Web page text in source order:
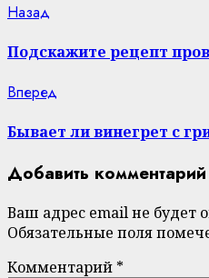
Continue
Reading
Назад
Подскажите рецепт
Вперед
Бывает ли винегрет с
Добавить комментарий
Ваш адрес email не будет
Обязательные поля
Комментарий *